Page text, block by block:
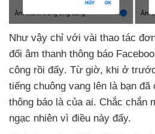
Như vậy chỉ với vài thao tác
đổi âm thanh thông báo
công rồi đấy. Từ giờ, khi ở
tiếng chuông vang lên là bạn đã
thông báo là của ai. Chắc chắn
ngạc nhiên vì điều này đấy.